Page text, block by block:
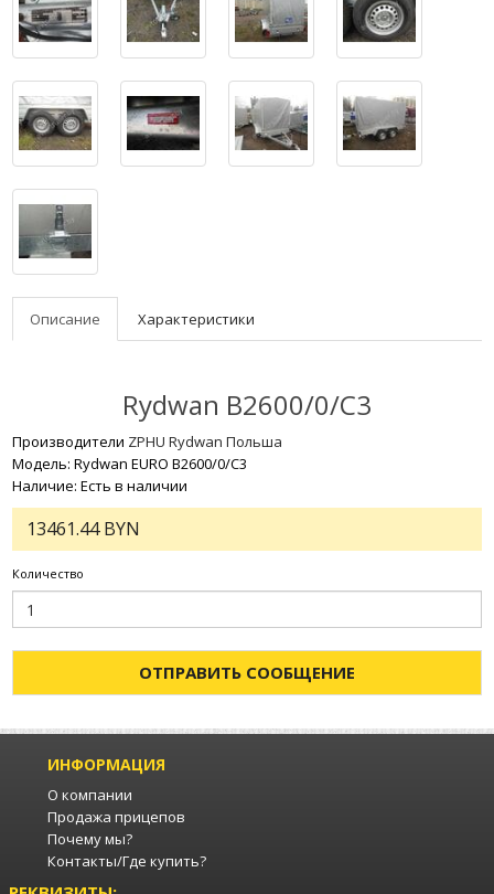
Описание Характеристики
Rydwan B2600/0/C3
Производители ZPHU Rydwan Польша
Модель: Rydwan EURO B2600/0/C3
Наличие: Есть в наличии
13461.44 BYN
Количество
ОТПРАВИТЬ СООБЩЕНИЕ
ИНФОРМАЦИЯ
О компании
Продажа прицепов
Почему мы?
Контакты/Где купить?